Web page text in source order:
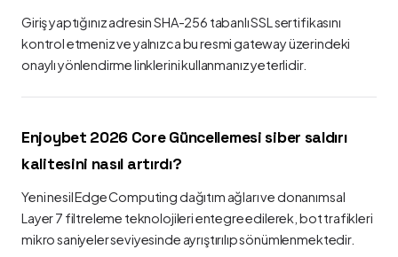
Giriş yaptığınız adresin SHA-256 tabanlı SSL sertifikasını
kontrol etmeniz ve yalnızca bu resmi gateway üzerindeki
onaylı yönlendirme linklerini kullanmanız yeterlidir.
Enjoybet 2026 Core Güncellemesi siber saldırı
kalitesini nasıl artırdı?
Yeni nesil Edge Computing dağıtım ağları ve donanımsal
Layer 7 filtreleme teknolojileri entegre edilerek, bot trafikleri
mikro saniyeler seviyesinde ayrıştırılıp sönümlenmektedir.